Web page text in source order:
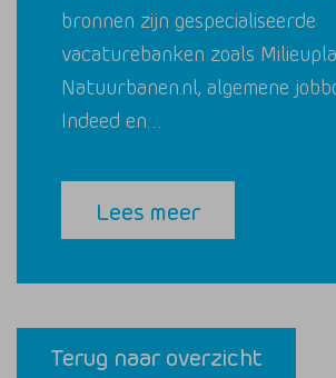
bronnen zijn gespecialiseerde
vacaturebanken zoals
Natuurbanen.nl, algemene
Indeed en…
Lees meer
Terug naar overzicht